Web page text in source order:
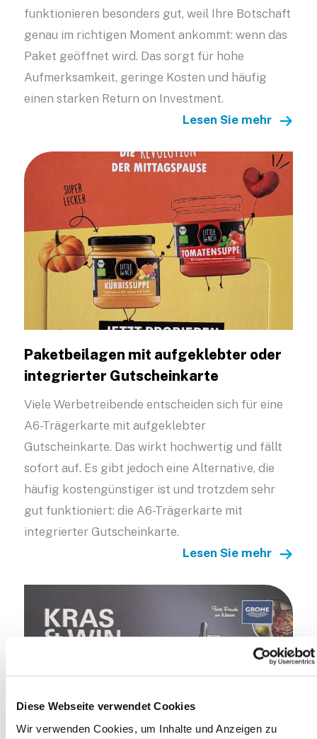
Diese Webseite verwendet Cookies
Wir verwenden Cookies, um Inhalte und Anzeigen zu
funktionieren besonders gut, weil Ihre Botschaft
genau im richtigen Moment ankommt: wenn das
Paket geöffnet wird. Das sorgt für hohe
Aufmerksamkeit, geringe Kosten und häufig
einen starken Return on Investment.
Lesen Sie mehr
Paketbeilagen mit aufgeklebter oder
integrierter Gutscheinkarte
Viele Werbetreibende entscheiden sich für eine
A6-Trägerkarte mit aufgeklebter
Gutscheinkarte. Das wirkt hochwertig und fällt
sofort auf. Es gibt jedoch eine Alternative, die
häufig kostengünstiger ist und trotzdem sehr
gut funktioniert: die A6-Trägerkarte mit
integrierter Gutscheinkarte.
Lesen Sie mehr